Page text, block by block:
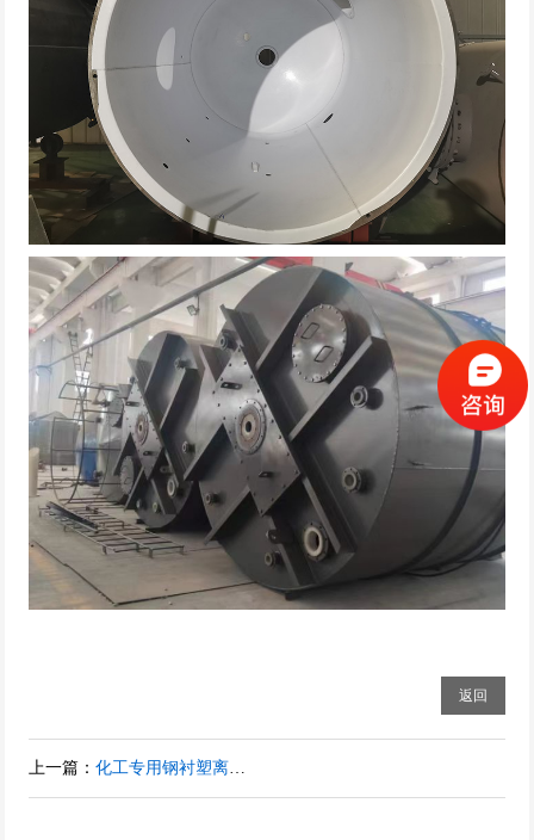
返回
上一篇：化工专用钢衬塑离子交换柱 钢衬塑吸附柱 树脂回收塔 树脂柱